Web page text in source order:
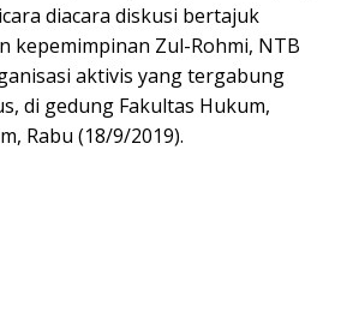
diacara diskusi bertajuk
kepemimpinan Zul-Rohmi, NTB
aktivis yang tergabung
di gedung Fakultas Hukum,
Rabu (18/9/2019).